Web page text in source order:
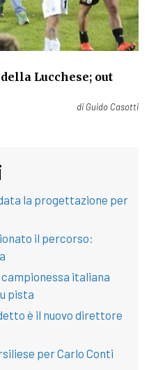
Lucchese; out
di Guido Casotti
la progettazione per
il percorso:
italiana
pista
è il nuovo direttore
per Carlo Conti